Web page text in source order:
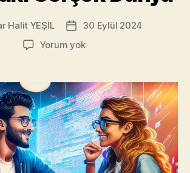
Halit YEŞİL
Yazı
tarihi
30 Eylül 2024
Yorum yokYazılımcılar
Kalma
Kılavuzu:
Kodun
Dışındaki
Gerçek
Dünya